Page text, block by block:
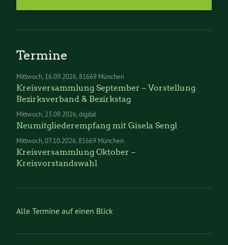
Termine
Mittwoch 16.09.2026 81669 München
Kreisversammlung September – Vorstellung
Bezirksverband & Bezirkstag
Mittwoch 23.09.2026 digital
Neumitgliederempfang mit Gisela Sengl
Mittwoch 07.10.2026 81669 München
Kreisversammlung Oktober –
Kreisvorstandswahl
Alle Termine auf einen Blick